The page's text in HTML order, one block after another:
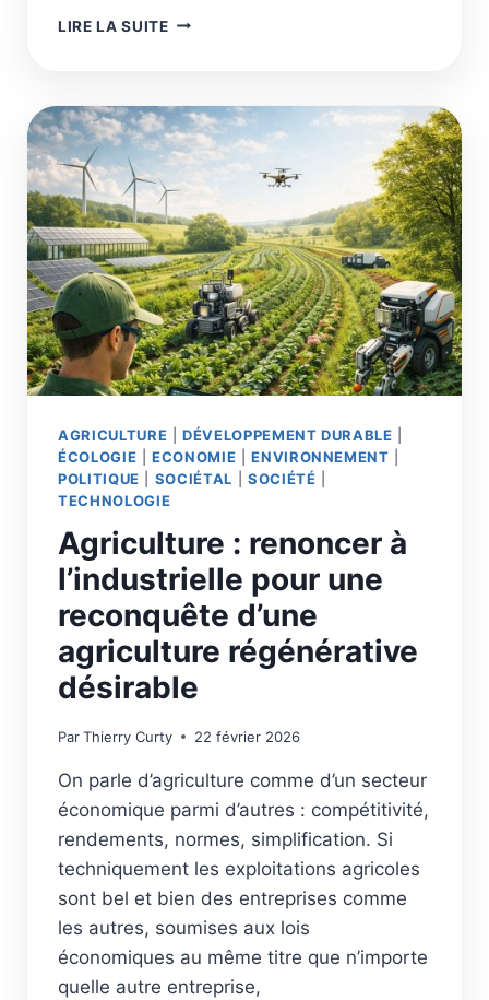
LIRE LA SUITELA
DU
21E
SIÈCLE
C’EST
TOKEN
TRANSFORMÉ,
L’UNITÉ
DE
PRÉCALCUL
AGRICULTURE |DÉVELOPPEMENT DURABLE
ÉCOLOGIE |ECONOMIE |ENVIRONNEMENT
POLITIQUE
SOCIÉTAL SOCIÉTÉ
TECHNOLOGIE
Agriculture : renoncer à
l’industrielle pour une
reconquête d’une
agriculture régénérative
désirable
ParThierry Curty 22 février 2026
On parle d’agriculture comme d’un secteur
économique parmi d’autres : compétitivité,
rendements, normes, simplification. Si
techniquement les exploitations agricoles
sont bel et bien des entreprises comme
les autres, soumises aux lois
économiques au même titre que n’importe
quelle autre entreprise,